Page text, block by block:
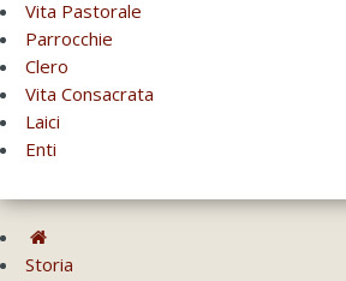
Vita Pastorale
Parrocchie
Clero
Vita Consacrata
Laici
Enti
Storia